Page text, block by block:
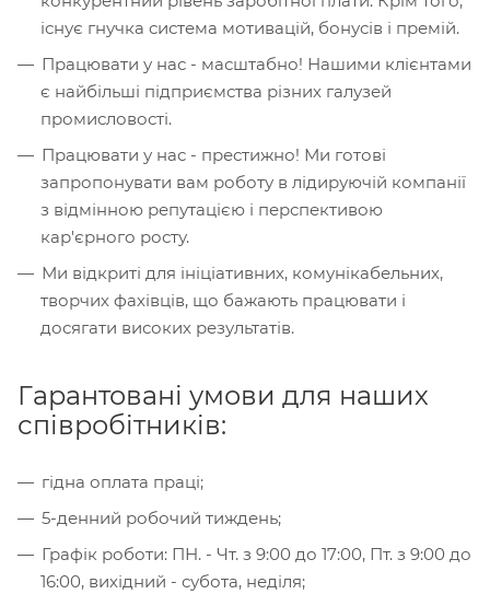
існує гнучка система мотивацій, бонусів і премій.
Працювати у нас - масштабно! Нашими клієнтами
є найбільші підприємства різних галузей
промисловості.
Працювати у нас - престижно! Ми готові
запропонувати вам роботу в лідируючій компанії
з відмінною репутацією і перспективою
кар'єрного росту.
Ми відкриті для ініціативних, комунікабельних,
творчих фахівців, що бажають працювати і
досягати високих результатів.
Гарантовані умови для наших
співробітників:
гідна оплата праці;
5-денний робочий тиждень;
Графік роботи: ПН. - Чт. з 9:00 до 17:00, Пт. з 9:00 до
16:00, вихідний - субота, неділя;